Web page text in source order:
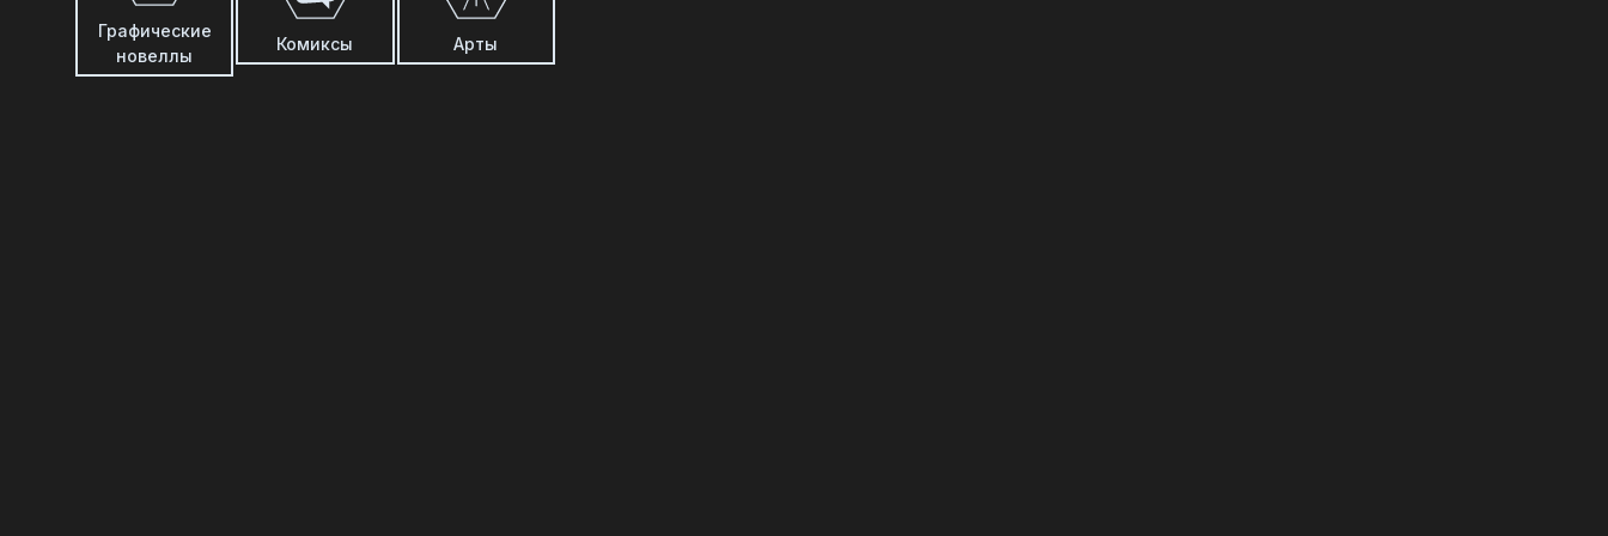
Графические
новеллы
Комиксы Арты